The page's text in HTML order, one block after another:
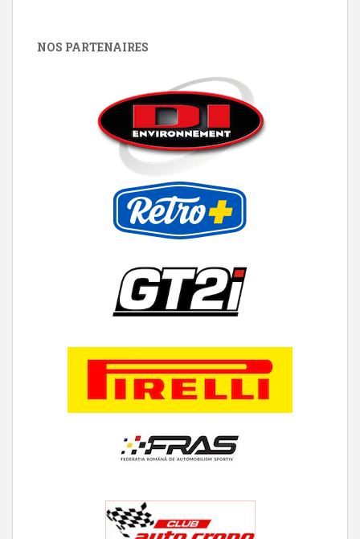
NOS PARTENAIRES